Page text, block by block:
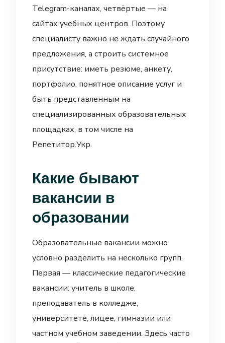
Telegram-каналах, четвёртые — на
сайтах учебных центров. Поэтому
специалисту важно не ждать случайного
предложения, а строить системное
присутствие: иметь резюме, анкету,
портфолио, понятное описание услуг и
быть представленным на
специализированных образовательных
площадках, в том числе на
Репетитор.Укр.
Какие бывают
вакансии в
образовании
Образовательные вакансии можно
условно разделить на несколько групп.
Первая — классические педагогические
вакансии: учитель в школе,
преподаватель в колледже,
университете, лицее, гимназии или
частном учебном заведении. Здесь часто